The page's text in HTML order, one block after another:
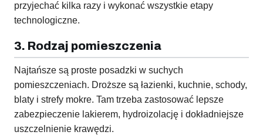
przyjechać kilka razy i wykonać wszystkie etapy
technologiczne.
3. Rodzaj pomieszczenia
Najtańsze są proste posadzki w suchych
pomieszczeniach. Droższe są łazienki, kuchnie, schody,
blaty i strefy mokre. Tam trzeba zastosować lepsze
zabezpieczenie lakierem, hydroizolację i dokładniejsze
uszczelnienie krawędzi.